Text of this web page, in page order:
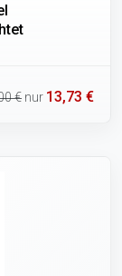
€ nur 13,73 €